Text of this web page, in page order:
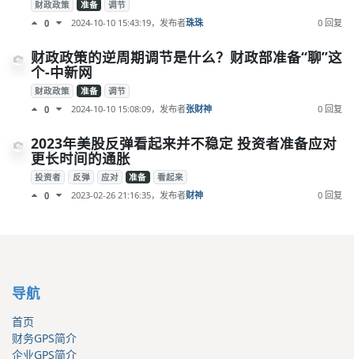
财政政策 准备 调节
0 2024-10-10 15:43:19，发布者珠珠 0 回复
财政政策的逆周期调节是什么？财政部准备“聊”这
个-中新网
财政政策 准备 调节
0 2024-10-10 15:08:09，发布者张财神 0 回复
2023年美股反弹看起来并不稳定 投资者准备应对
更长时间的通胀
投资者 反弹 应对 准备 看起来
0 2023-02-26 21:16:35，发布者财神 0 回复
导航
首页
财务GPS简介
企业GPS简介